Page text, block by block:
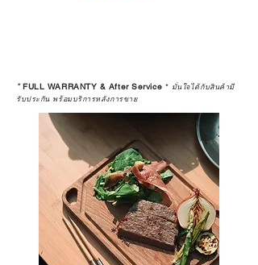
ในอุปกรณ์ที่คุณรัก มีคุณค่าอย่าง
เลือกซื้อกับ CAMP STUDIO หรือร้าน
ตัวแทนจำหน่ายที่ได้รับการแต่งตั้ง
เพื่อให้คุณได้รับทั้งสินค้า และ
ประสบการณ์ที่สมบูรณ์แบบในระยะ
อ่านต่อเรื่องการรับประกันสินค้าได้
*FULL WARRANTY & After Service * มั่นใจได้กับสินค้ามี
รับประกัน พร้อมบริการหลังการขาย